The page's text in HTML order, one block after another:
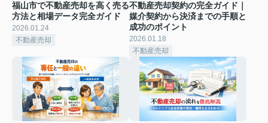
福山市で不動産売却を高く売る
方法と相場データ完全ガイド
2026.01.24
不動産売却
不動産売却契約の完全ガイド｜
媒介契約から決済までの手順と
成功のポイント
2026.01.18
不動産売却